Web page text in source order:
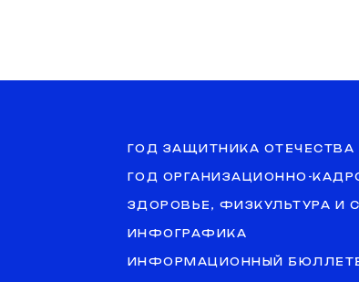
ГОД ЗАЩИТНИКА ОТЕЧЕСТВА
ГОД ОРГАНИЗАЦИОННО-
ЗДОРОВЬЕ, ФИЗКУЛЬТУРА И
ИНФОГРАФИКА
ИНФОРМАЦИОННЫЙ